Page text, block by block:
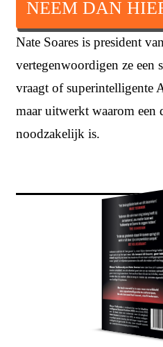
Nate Soares is president
vertegenwoordigen ze een
vraagt of superintelligente
maar uitwerkt waarom een
noodzakelijk is.